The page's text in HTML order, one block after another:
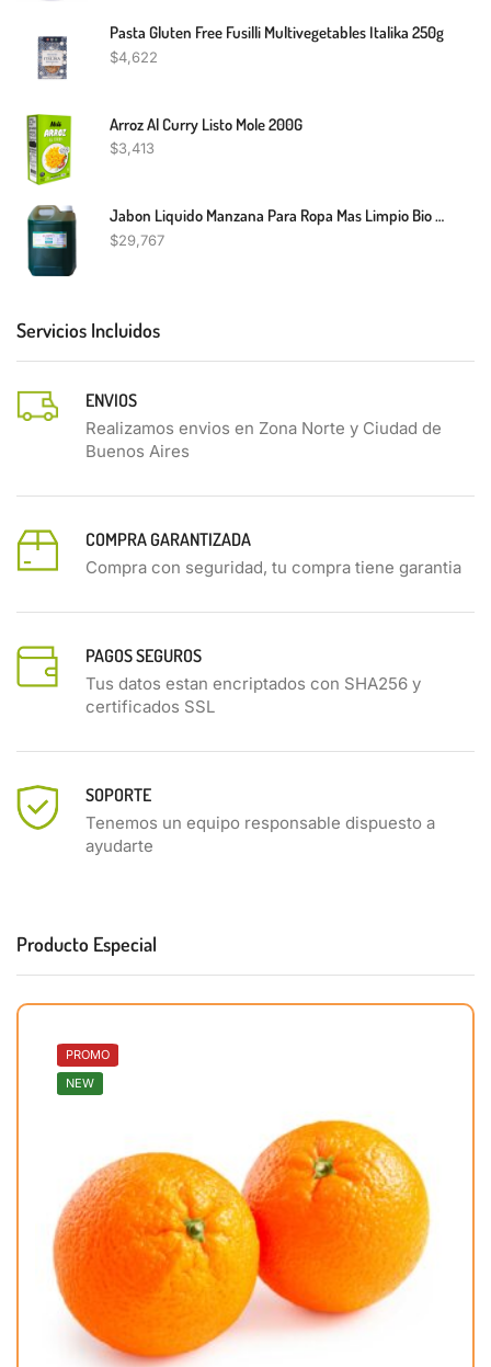
Pasta Gluten Free Fusilli Multivegetables Italika 250g
$4,622
Arroz Al Curry Listo Mole 200G
$3,413
Jabon Liquido Manzana Para Ropa Mas Limpio Bio 5L
$29,767
Servicios Incluidos
ENVIOS
Realizamos envios en Zona Norte y Ciudad de
Buenos Aires
COMPRA GARANTIZADA
Compra con seguridad, tu compra tiene garantia
PAGOS SEGUROS
Tus datos estan encriptados con SHA256 y
certificados SSL
SOPORTE
Tenemos un equipo responsable dispuesto a
ayudarte
Producto Especial
PROMO
NEW